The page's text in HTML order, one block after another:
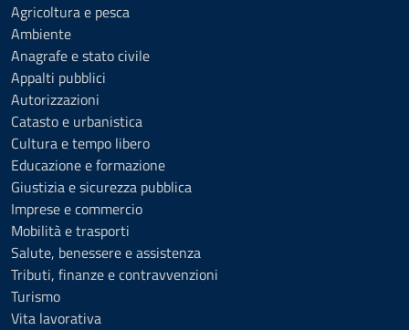
Agricoltura e pesca
Ambiente
Anagrafe e stato civile
Appalti pubblici
Autorizzazioni
Catasto e urbanistica
Cultura e tempo libero
Educazione e formazione
Giustizia e sicurezza pubblica
Imprese e commercio
Mobilità e trasporti
Salute, benessere e assistenza
Tributi, finanze e contravvenzioni
Turismo
Vita lavorativa